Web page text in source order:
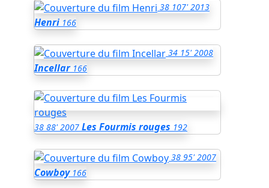
38 107' 2013
Henri 166
34 15' 2008
Incellar 166
38 88' 2007 Les Fourmis rouges 192
38 95' 2007
Cowboy 166